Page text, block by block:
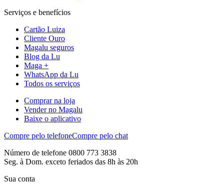
Serviços e benefícios
Cartão Luiza
Cliente Ouro
Magalu seguros
Blog da Lu
Maga +
WhatsApp da Lu
Todos os serviços
Comprar na loja
Vender no Magalu
Baixe o aplicativo
Compre pelo telefoneCompre pelo chat
Número de telefone 0800 773 3838
Seg. à Dom. exceto feriados das 8h às 20h
Sua conta